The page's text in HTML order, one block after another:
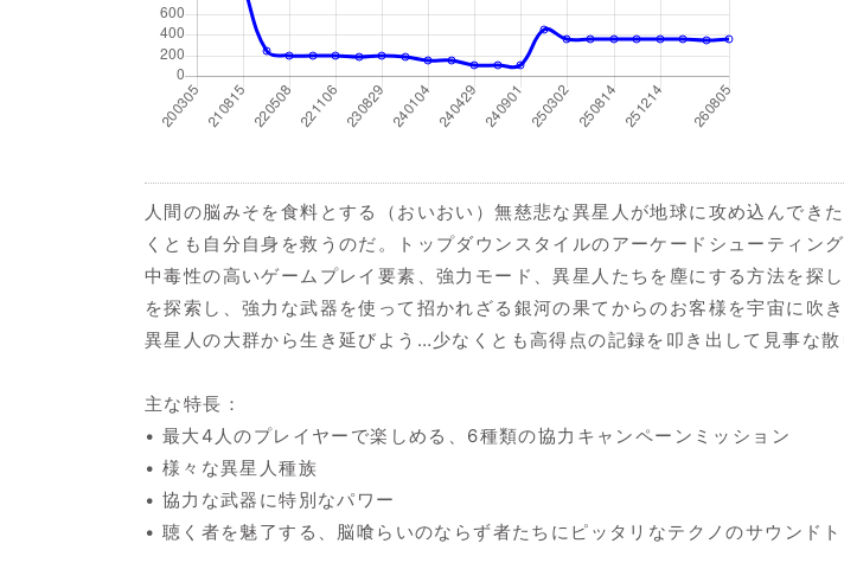
人間の脳みそを食料とする（おいおい）無慈悲な異星人が地球に攻め込んで
くとも自分自身を救うのだ。トップダウンスタイルのアーケードシューティン
中毒性の高いゲームプレイ要素、強力モード、異星人たちを塵にする方法を探
を探索し、強力な武器を使って招かれざる銀河の果てからのお客様を宇宙に吹
異星人の大群から生き延びよう…少なくとも高得点の記録を叩き出して見事な散
主な特長：
• 最大4人のプレイヤーで楽しめる、6種類の協力キャンペーンミッション
• 様々な異星人種族
• 協力な武器に特別なパワー
• 聴く者を魅了する、脳喰らいのならず者たちにピッタリなテクノのサウンド